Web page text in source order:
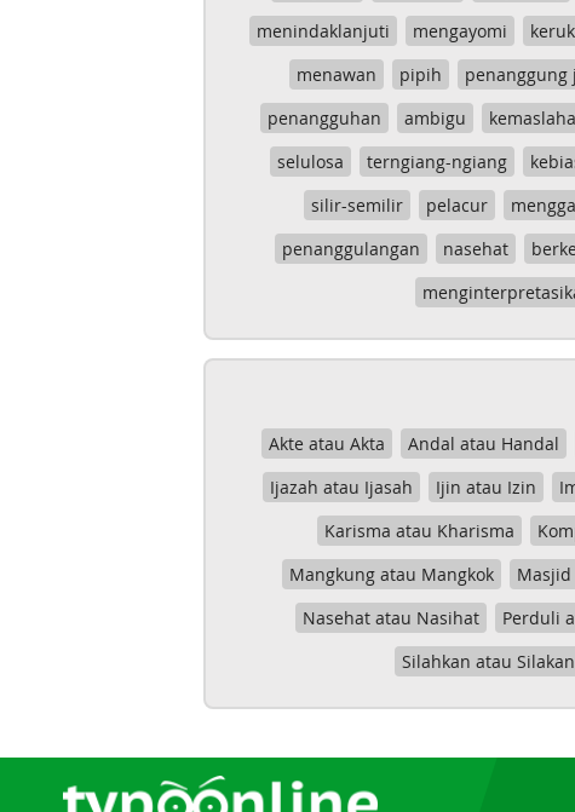
menindaklanjuti
mengayomi
menawan
pipih penanggung
penangguhan
ambigu
selulosa
terngiang-ngiang
silir-semilir
pelacur
penanggulangan
nasehat
Akte atau Akta Andal atau Handal
Ijazah atau Ijasah
Ijin atau Izin
Karisma atau Kharisma
Mangkung atau Mangkok
Nasehat atau Nasihat
Perduli
Silahkan atau Silakan